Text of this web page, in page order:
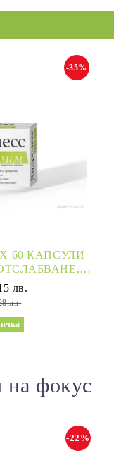
60 КАПСУЛИ
-35%
лв.
лв.
на фокус
-22%